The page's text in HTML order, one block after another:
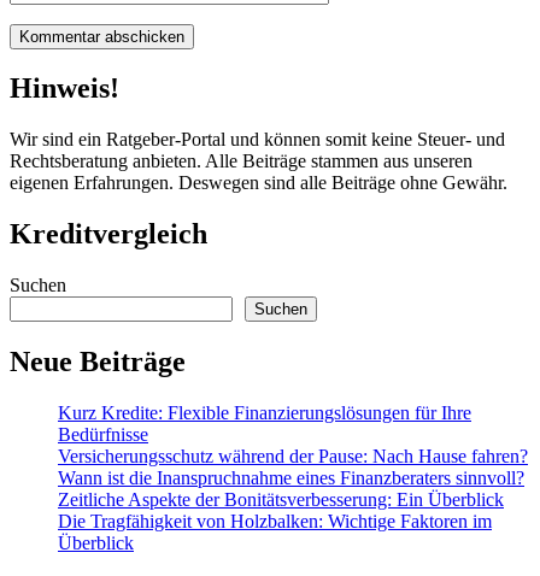
Hinweis!
Wir sind ein Ratgeber-Portal und können somit keine Steuer- und
Rechtsberatung anbieten. Alle Beiträge stammen aus unseren
eigenen Erfahrungen. Deswegen sind alle Beiträge ohne Gewähr.
Kreditvergleich
Suchen
Suchen
Neue Beiträge
Kurz Kredite: Flexible Finanzierungslösungen für Ihre
Bedürfnisse
Versicherungsschutz während der Pause: Nach Hause fahren?
Wann ist die Inanspruchnahme eines Finanzberaters sinnvoll?
Zeitliche Aspekte der Bonitätsverbesserung: Ein Überblick
Die Tragfähigkeit von Holzbalken: Wichtige Faktoren im
Überblick